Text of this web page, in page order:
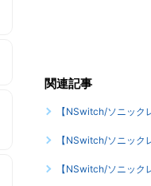
関連記事
【NSwitch/ソニック
【NSwitch/ソニッ
【NSwitch/ソニック